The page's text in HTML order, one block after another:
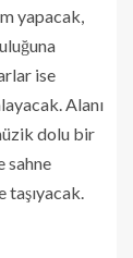
yapacak,
ise
Alanı
dolu bir
sahne